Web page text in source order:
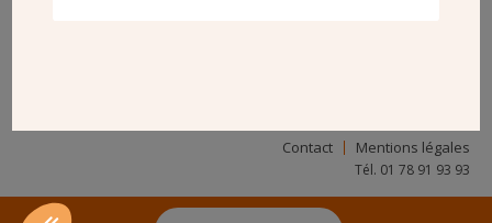
Contact Mentions légales
Tél. 01 78 91 93 93